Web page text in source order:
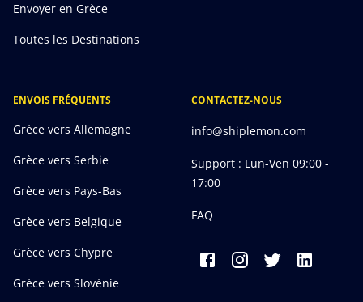
Envoyer en Grèce
Toutes les Destinations
ENVOIS FRÉQUENTS
Grèce vers Allemagne
Grèce vers Serbie
Grèce vers Pays-Bas
Grèce vers Belgique
Grèce vers Chypre
Grèce vers Slovénie
CONTACTEZ-NOUS
info@shiplemon.com
Support : Lun-Ven 09:00 -
17:00
FAQ